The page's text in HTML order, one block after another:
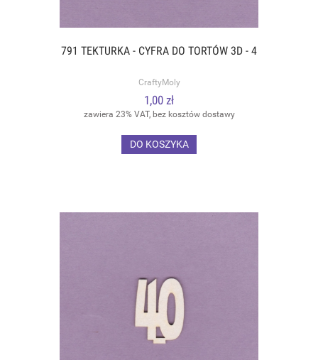
791 TEKTURKA - CYFRA DO TORTÓW 3D - 4
CraftyMoly
1,00 zł
zawiera 23% VAT, bez kosztów dostawy
DO KOSZYKA